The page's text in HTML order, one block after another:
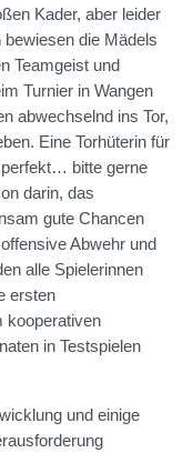
Kader, aber leider
bewiesen die Mädels
Teamgeist und
Turnier in Wangen
abwechselnd ins Tor,
Eine Torhüterin für
bitte gerne
darin, das
gute Chancen
Abwehr und
alle Spielerinnen
ersten
kooperativen
in Testspielen
und einige